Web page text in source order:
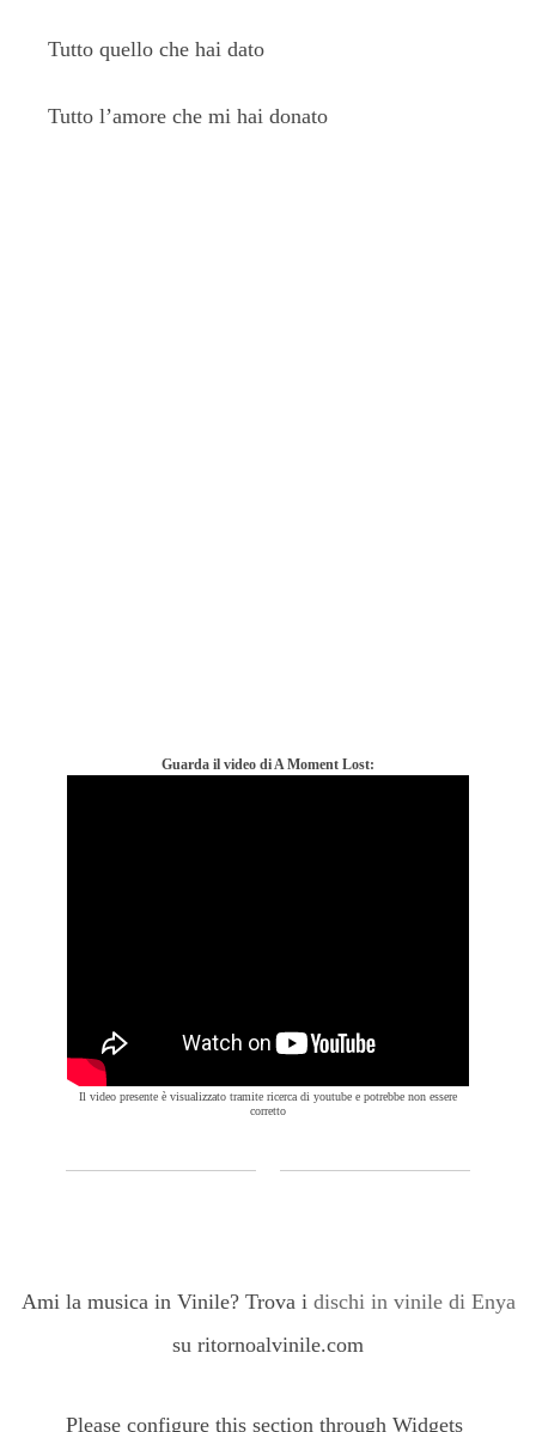
Tutto quello che hai dato
Tutto l’amore che mi hai donato
Guarda il video di A Moment Lost:
Il video presente è visualizzato tramite ricerca di youtube e potrebbe non essere
corretto
Ami la musica in Vinile? Trova i dischi in vinile di Enya
su ritornoalvinile.com
Please configure this section through Widgets